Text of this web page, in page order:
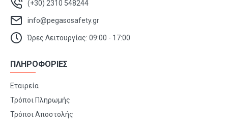
(+30) 2310 548244
info@pegasosafety.gr
Ώρες Λειτουργίας: 09:00 - 17:00
ΠΛΗΡΟΦΟΡΙΕΣ
Εταιρεία
Τρόποι Πληρωμής
Τρόποι Αποστολής